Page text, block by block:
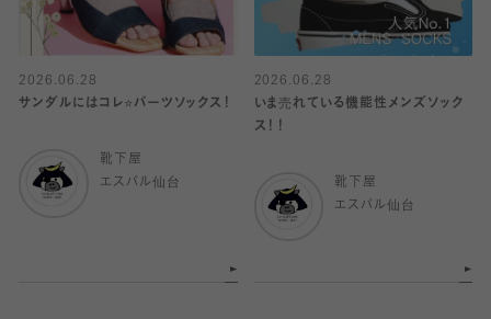
2026.06.28
サンダルにはコレ⭐️パーツソックス！
靴下屋
エスパル仙台
2026.06.28
いま売れている機能性メンズソック
ス！！
靴下屋
エスパル仙台